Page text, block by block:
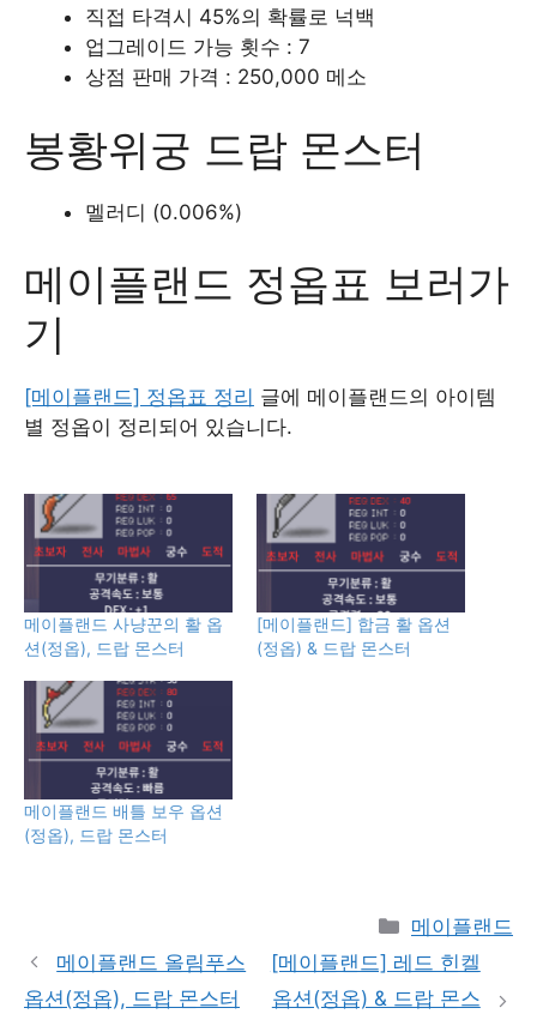
직접 타격시 45%의 확률로 넉백
업그레이드 가능 횟수 : 7
상점 판매 가격 : 250,000 메소
봉황위궁 드랍 몬스터
멜러디 (0.006%)
메이플랜드 정옵표 보러가
기
[메이플랜드] 정옵표 정리 글에 메이플랜드의 아이템
별 정옵이 정리되어 있습니다.
메이플랜드 사냥꾼의 활 옵
션(정옵), 드랍 몬스터
[메이플랜드] 합금 활 옵션
(정옵) & 드랍 몬스터
메이플랜드 배틀 보우 옵션
(정옵), 드랍 몬스터
Categories
메이플랜드
메이플랜드 올림푸스
옵션(정옵), 드랍 몬스터
[메이플랜드] 레드 힌켈
옵션(정옵) & 드랍 몬스